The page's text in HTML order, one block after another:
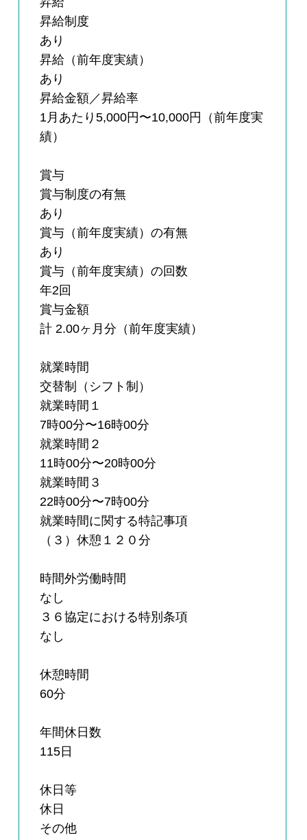
昇給制度
あり
昇給（前年度実績）
あり
昇給金額／昇給率
1月あたり5,000円〜10,000円（前年度実
績）
賞与
賞与制度の有無
あり
賞与（前年度実績）の有無
あり
賞与（前年度実績）の回数
年2回
賞与金額
計 2.00ヶ月分（前年度実績）
就業時間
交替制（シフト制）
就業時間１
7時00分〜16時00分
就業時間２
11時00分〜20時00分
就業時間３
22時00分〜7時00分
就業時間に関する特記事項
（３）休憩１２０分
時間外労働時間
なし
３６協定における特別条項
なし
休憩時間
60分
年間休日数
115日
休日等
休日
その他